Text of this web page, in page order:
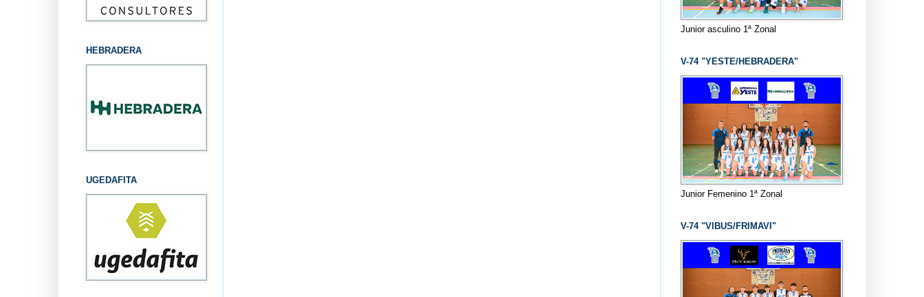
HEBRADERA
UGEDAFITA
Junior asculino 1ª Zonal
V-74 "YESTE/HEBRADERA"
Junior Femenino 1ª Zonal
V-74 "VIBUS/FRIMAVI"